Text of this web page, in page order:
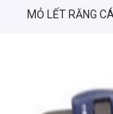
MỎ LẾT RĂNG